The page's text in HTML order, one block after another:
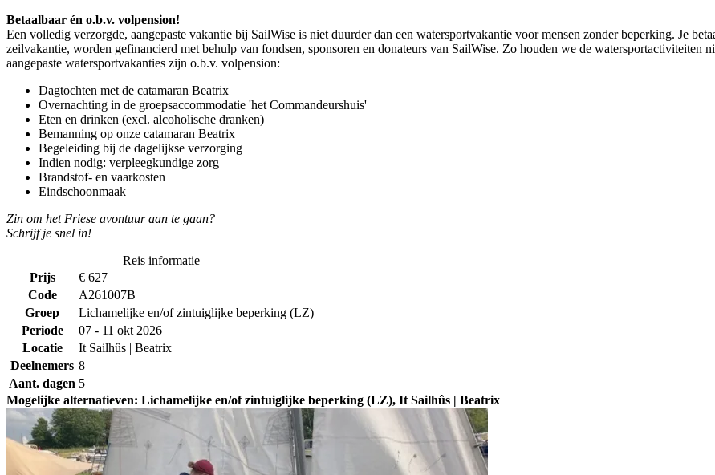
Betaalbaar én o.b.v. volpension!
Een volledig verzorgde, aangepaste vakantie bij SailWise is niet duurder dan een watersportvakantie voor mensen zonder beperking. Je
zeilvakantie, worden gefinancierd met behulp van fondsen, sponsoren en donateurs van SailWise. Zo houden we de
aangepaste watersportvakanties zijn o.b.v. volpension:
Dagtochten met de catamaran Beatrix
Overnachting in de groepsaccommodatie 'het Commandeurshuis'
Eten en drinken (excl. alcoholische dranken)
Bemanning op onze catamaran Beatrix
Begeleiding bij de dagelijkse verzorging
Indien nodig: verpleegkundige zorg
Brandstof- en vaarkosten
Eindschoonmaak
Zin om het Friese avontuur aan te gaan?
Schrijf je snel in!
Reis informatie
Prijs
€ 627
Code
A261007B
Groep
Lichamelijke en/of zintuiglijke beperking (LZ)
Periode
07 - 11 okt 2026
Locatie
It Sailhûs | Beatrix
Deelnemers 8
Aant. dagen 5
Mogelijke alternatieven: Lichamelijke en/of zintuiglijke beperking (LZ), It Sailhûs | Beatrix